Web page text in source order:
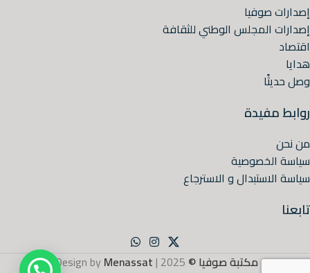
إصدارات صوفيا
إصدارات المجلس الوطني للثقافة
اقتصاد
هدايا
وصل حديثًا
روابط مفيدة
من نحن
سياسة الخصوصية
سياسة الاستبدال و الاسترجاع
تابعنا
مكتبة صوفيا © 2025 | Design by
Menassat
.